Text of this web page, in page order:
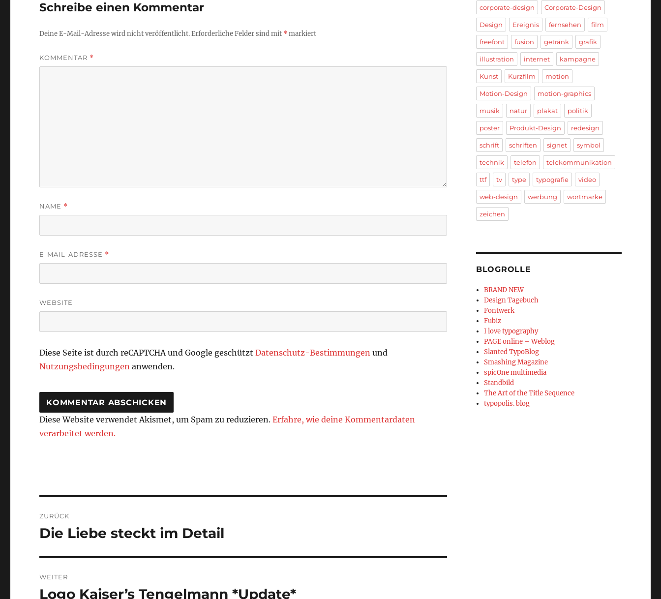
Schreibe einen Kommentar
Deine E-Mail-Adresse wird nicht veröffentlicht.Erforderliche Felder sind mit *markiert
KOMMENTAR *
NAME *
E-MAIL-ADRESSE *
WEBSITE
Diese Seite ist durch reCAPTCHA und Google geschütztDatenschutz-Bestimmungen und
Nutzungsbedingungen anwenden.
Diese Website verwendet Akismet, um Spam zu reduzieren.Erfahre, wie deine Kommentardaten
verarbeitet werden.
ZURÜCK
Vorheriger
Die Liebe steckt im Detail
WEITER
Nächster
Logo Kaiser’s Tengelmann *Update*
corporate-design Corporate-Design
Design Ereignis fernsehen film
freefont fusion getränk grafik
illustration internet kampagne
Kunst Kurzfilm motion
Motion-Design motion-graphics
musik natur plakat politik
poster Produkt-Design redesign
schrift schriften signet symbol
technik telefon telekommunikation
ttf tv type typografie video
web-design werbung wortmarke
zeichen
BLOGROLLE
BRAND NEW
Design Tagebuch
Fontwerk
Fubiz
I love typography
PAGE online – Weblog
Slanted TypoBlog
Smashing Magazine
spicOne multimedia
Standbild
The Art of the Title Sequence
typopolis. blog